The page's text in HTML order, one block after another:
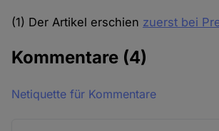
(1) Der Artikel erschien zuerst bei
Kommentare (4)
Netiquette für Kommentare